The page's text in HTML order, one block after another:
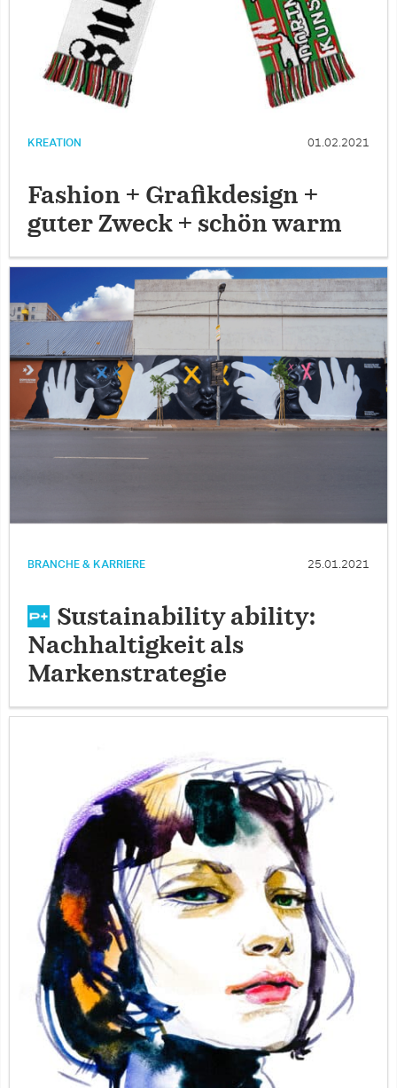
KREATION 01.02.2021
Fashion + Grafikdesign +
guter Zweck + schön warm
BRANCHE & KARRIERE 25.01.2021
Sustainability ability:
Nachhaltigkeit als
Markenstrategie